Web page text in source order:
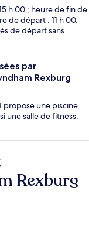
h 00 ; heure de fin de
de départ : 11 h 00.
de départ sans
par
Rexburg
propose une piscine
une salle de fitness.
Rexburg